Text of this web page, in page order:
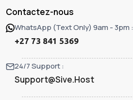
Contactez-nous
WhatsApp (Text Only) 9am - 3pm :
+27 73 841 5369
24/7 Support :
Support@Sive.Host